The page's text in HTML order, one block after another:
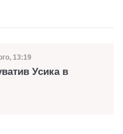
13:19
Усика в